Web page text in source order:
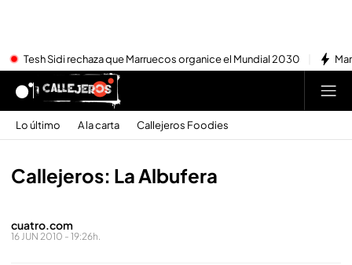
Tesh Sidi rechaza que Marruecos organice el Mundial 2030
Lo último A la carta Callejeros Foodies
Callejeros: La Albufera
cuatro.com
16 JUN 2010 - 19:26h.